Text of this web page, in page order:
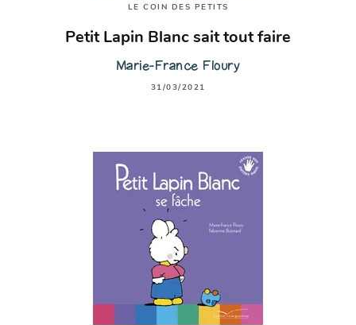
LE COIN DES PETITS
Petit Lapin Blanc sait tout faire
Marie-France Floury
31/03/2021